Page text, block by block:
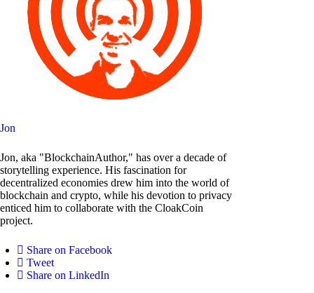
Jon
Jon, aka "BlockchainAuthor," has over a decade of
storytelling experience. His fascination for
decentralized economies drew him into the world of
blockchain and crypto, while his devotion to privacy
enticed him to collaborate with the CloakCoin
project.
Share on Facebook
Tweet
Share on LinkedIn